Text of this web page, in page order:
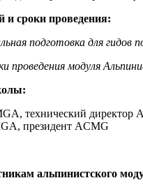
и сроки проведения:
подготовка для гидов
проведения модуля
технический директор
президент ACMG
альпинистского